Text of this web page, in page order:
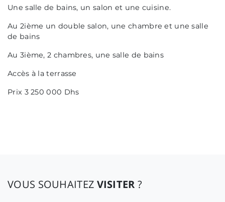
Une salle de bains, un salon et une cuisine.
Au 2ième un double salon, une chambre et une salle
de bains
Au 3ième, 2 chambres, une salle de bains
Accès à la terrasse
Prix 3 250 000 Dhs
VOUS SOUHAITEZ VISITER ?